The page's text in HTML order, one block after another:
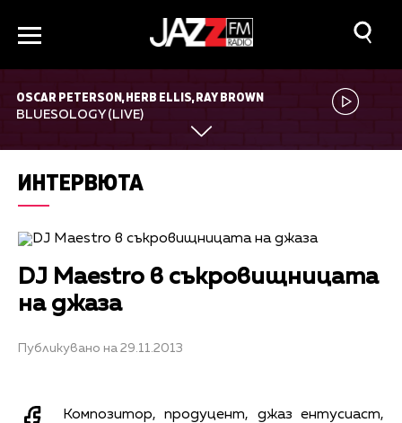
OSCAR PETERSON, HERB ELLIS, RAY BROWN
BLUESOLOGY (LIVE)
ИНТЕРВЮТА
DJ Maestro в съкровищницата
на джаза
Публикувано на 29.11.2013
Композитор, продуцент, джаз ентусиаст,